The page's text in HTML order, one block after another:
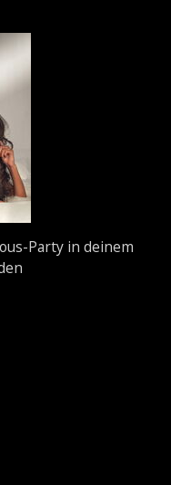
Party in deinem